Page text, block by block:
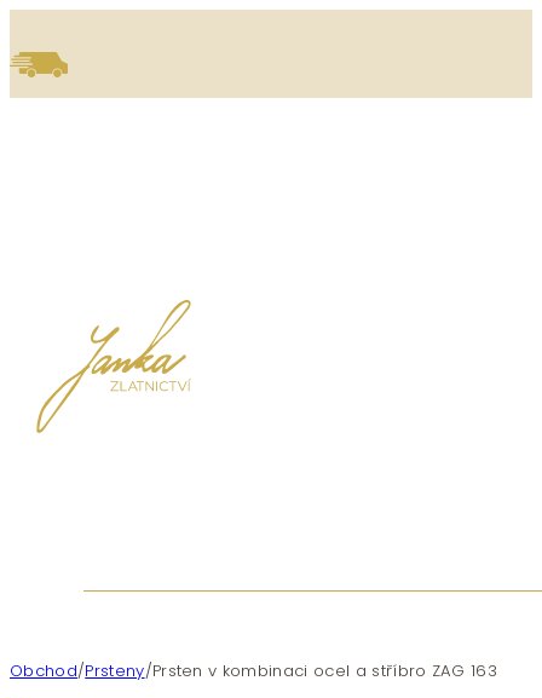
Obchod/Prsteny/Prsten v kombinaci ocel a stříbro ZAG 163